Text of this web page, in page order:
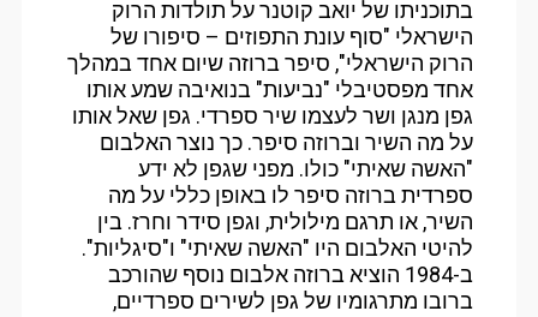
בתוכניתו של יואב קוטנר על תולדות הרוק
הישראלי "סוף עונת התפוזים – סיפורו של
הרוק הישראלי", סיפר ברוזה שיום אחד במהלך
אחד מפסטיבלי "נביעות" בנואיבה שמע אותו
גפן מנגן ושר לעצמו שיר ספרדי. גפן שאל אותו
על מה השיר וברוזה סיפר. כך נוצר האלבום
"האשה שאיתי" כולו. מפני שגפן לא ידע
ספרדית ברוזה סיפר לו באופן כללי על מה
השיר, או תרגם מילולית, וגפן סידר וחרז. בין
להיטי האלבום היו "האשה שאיתי" ו"סיגליות".
ב-1984 הוציא ברוזה אלבום נוסף שהורכב
ברובו מתרגומיו של גפן לשירים ספרדיים,